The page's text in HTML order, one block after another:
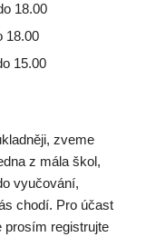
18.00
18.00
15.00
zveme
z mála škol,
vyučování,
chodí. Pro účast
prosím registrujte